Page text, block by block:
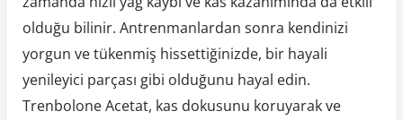
olduğu bilinir. Antrenmanlardan sonra kendinizi
yorgun ve tükenmiş hissettiğinizde, bir hayali
yenileyici parçası gibi olduğunu hayal edin.
Trenbolone Acetat, kas dokusunu koruyarak ve